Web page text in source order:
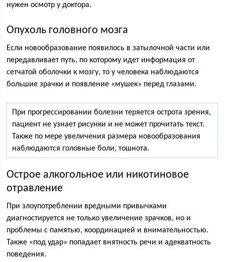
нужен осмотр у доктора.
Опухоль головного мозга
Если новообразование появилось в затылочной части или
передавливает путь, по которому идет информация от
сетчатой оболочки к мозгу, то у человека наблюдаются
большие зрачки и появление «мушек» перед глазами.
При прогрессировании болезни теряется острота зрения,
пациент не узнает рисунки и не может прочитать текст.
Также по мере увеличения размера новообразования
наблюдаются головные боли, тошнота.
Острое алкогольное или никотиновое
отравление
При злоупотреблении вредными привычками
диагностируется не только увеличение зрачков, но и
проблемы с памятью, координацией и внимательностью.
Также «под удар» попадает внятность речи и адекватность
поведения.